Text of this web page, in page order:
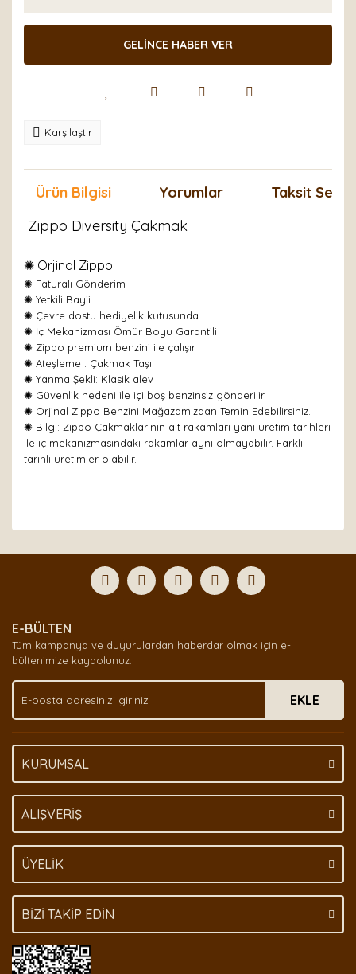
GELİNCE HABER VER
Karşılaştır
Ürün Bilgisi Yorumlar
Taksit
Zippo Diversity Çakmak
✺ Orjinal Zippo
✺ Faturalı Gönderim
✺ Yetkili Bayii
✺ Çevre dostu hediyelik kutusunda
✺ İç Mekanizması Ömür Boyu Garantili
✺ Zippo premium benzini ile çalışır
✺ Ateşleme : Çakmak Taşı
✺ Yanma Şekli: Klasik alev
✺ Güvenlik nedeni ile içi boş benzinsiz gönderilir .
✺ Orjinal Zippo Benzini Mağazamızdan Temin Edebilirsiniz.
✺ Bilgi: Zippo Çakmaklarının alt rakamları yani üretim tarihleri
ile iç mekanizmasındaki rakamlar aynı olmayabilir. Farklı
tarihli üretimler olabilir.
Yorum Yaz
formunu kullanarak tarafımıza iletebilirsiniz.
Görüş ve önerileriniz için teşekkür ederiz.
Ürün açıklamasında eksik bilgiler bulunuyor.
Ürün bilgilerinde hatalar bulunuyor.
Ürün fiyatı diğer sitelerden daha pahalı.
Bu ürüne benzer farklı alternatifler olmalı.
E-BÜLTEN
Tüm kampanya ve duyurulardan haberdar olmak için e-
bültenimize kaydolunuz.
EKLE
KURUMSAL
ALIŞVERİŞ
ÜYELİK
BİZİ TAKİP EDİN